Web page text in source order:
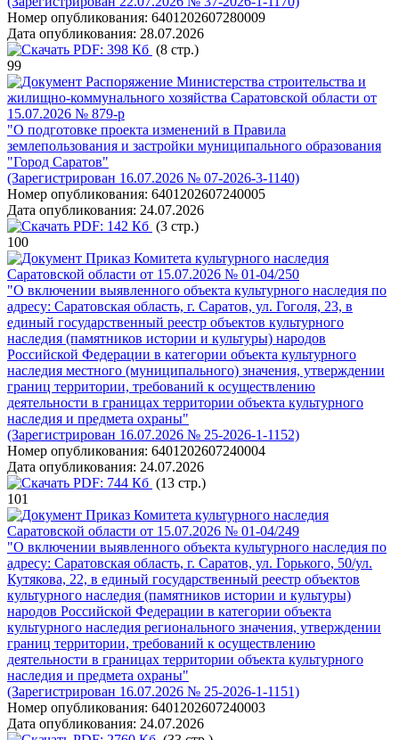
Номер опубликования: 6401202607280009
Дата опубликования: 28.07.2026
PDF: 398 Кб (8 стр.)
99
Распоряжение Министерства строительства и
жилищно-коммунального хозяйства Саратовской области от
15.07.2026 № 879-р
"О подготовке проекта изменений в Правила
землепользования и застройки муниципального образования
"Город Саратов"
(Зарегистрирован 16.07.2026 № 07-2026-3-1140)
Номер опубликования: 6401202607240005
Дата опубликования: 24.07.2026
PDF: 142 Кб (3 стр.)
100
Приказ Комитета культурного наследия
Саратовской области от 15.07.2026 № 01-04/250
"О включении выявленного объекта культурного наследия по
адресу: Саратовская область, г. Саратов, ул. Гоголя, 23, в
единый государственный реестр объектов культурного
наследия (памятников истории и культуры) народов
Российской Федерации в категории объекта культурного
наследия местного (муниципального) значения, утверждении
границ территории, требований к осуществлению
деятельности в границах территории объекта культурного
наследия и предмета охраны"
(Зарегистрирован 16.07.2026 № 25-2026-1-1152)
Номер опубликования: 6401202607240004
Дата опубликования: 24.07.2026
PDF: 744 Кб (13 стр.)
101
Приказ Комитета культурного наследия
Саратовской области от 15.07.2026 № 01-04/249
"О включении выявленного объекта культурного наследия по
адресу: Саратовская область, г. Саратов, ул. Горького, 50/ул.
Кутякова, 22, в единый государственный реестр объектов
культурного наследия (памятников истории и культуры)
народов Российской Федерации в категории объекта
культурного наследия регионального значения, утверждении
границ территории, требований к осуществлению
деятельности в границах территории объекта культурного
наследия и предмета охраны"
(Зарегистрирован 16.07.2026 № 25-2026-1-1151)
Номер опубликования: 6401202607240003
Дата опубликования: 24.07.2026